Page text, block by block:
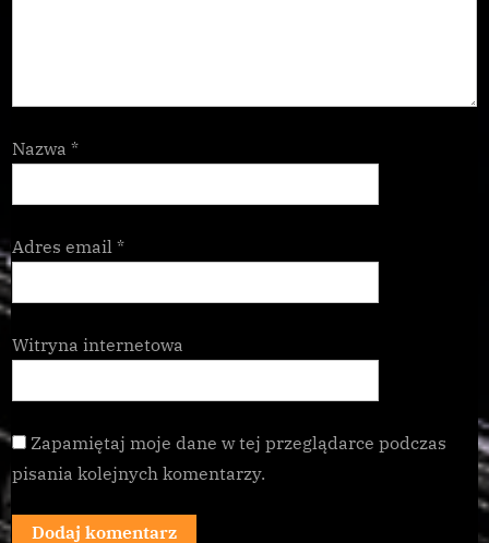
Nazwa *
Adres email *
Witryna internetowa
Zapamiętaj moje dane w tej przeglądarce podczas
pisania kolejnych komentarzy.